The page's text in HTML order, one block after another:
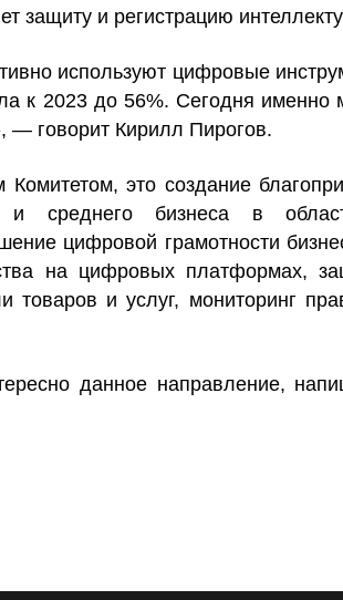
и регистрацию
используют цифровые
к 2023 до 56%. Сегодня именно
— говорит Кирилл Пирогов.
это создание
среднего бизнеса в
цифровой грамотности
на цифровых платформах,
товаров и услуг, мониторинг
данное направление,